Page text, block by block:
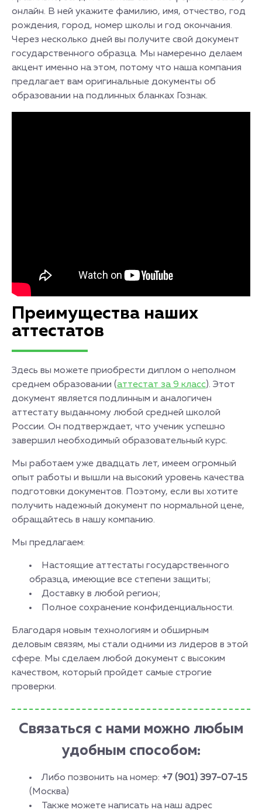
онлайн. В ней укажите фамилию, имя, отчество, год
рождения, город, номер школы и год окончания.
Через несколько дней вы получите свой документ
государственного образца. Мы намеренно делаем
акцент именно на этом, потому что наша компания
предлагает вам оригинальные документы об
образовании на подлинных бланках Гознак.
Преимущества наших
аттестатов
Здесь вы можете приобрести диплом о неполном
среднем образовании (аттестат за 9 класс). Этот
документ является подлинным и аналогичен
аттестату выданному любой средней школой
России. Он подтверждает, что ученик успешно
завершил необходимый образовательный курс.
Мы работаем уже двадцать лет, имеем огромный
опыт работы и вышли на высокий уровень качества
подготовки документов. Поэтому, если вы хотите
получить надежный документ по нормальной цене,
обращайтесь в нашу компанию.
Мы предлагаем:
Настоящие аттестаты государственного
образца, имеющие все степени защиты;
Доставку в любой регион;
Полное сохранение конфиденциальности.
Благодаря новым технологиям и обширным
деловым связям, мы стали одними из лидеров в этой
сфере. Мы сделаем любой документ с высоким
качеством, который пройдет самые строгие
проверки.
Связаться с нами можно любым
удобным способом:
Либо позвонить на номер: +7 (901) 397-07-15
(Москва)
Также можете написать на наш адрес